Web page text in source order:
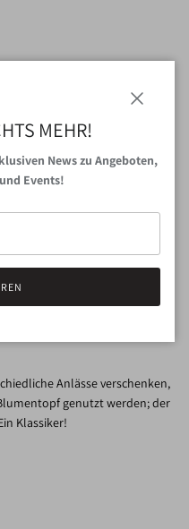
Anlässe verschenken,
genutzt werden; der
Klassiker!
MEHR!
News zu Angeboten,
Events!